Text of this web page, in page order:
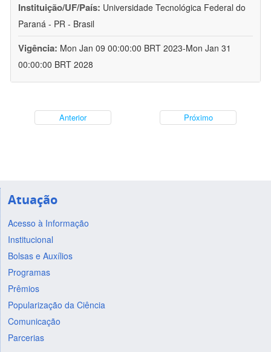
Instituição/UF/País: Universidade Tecnológica Federal do
Paraná - PR - Brasil
Vigência: Mon Jan 09 00:00:00 BRT 2023-Mon Jan 31
00:00:00 BRT 2028
Anterior Próximo
Atuação
Acesso à Informação
Institucional
Bolsas e Auxílios
Programas
Prêmios
Popularização da Ciência
Comunicação
Parcerias